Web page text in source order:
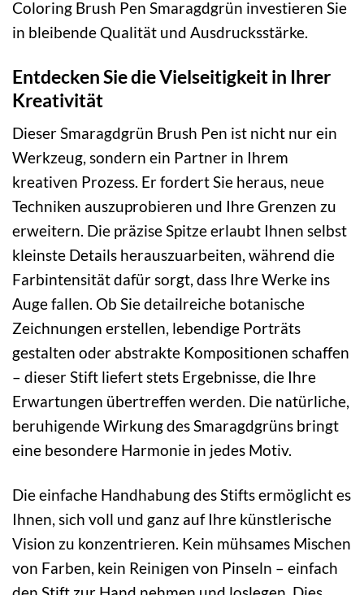
Coloring Brush Pen Smaragdgrün investieren Sie
in bleibende Qualität und Ausdrucksstärke.
Entdecken Sie die Vielseitigkeit in Ihrer
Kreativität
Dieser Smaragdgrün Brush Pen ist nicht nur ein
Werkzeug, sondern ein Partner in Ihrem
kreativen Prozess. Er fordert Sie heraus, neue
Techniken auszuprobieren und Ihre Grenzen zu
erweitern. Die präzise Spitze erlaubt Ihnen selbst
kleinste Details herauszuarbeiten, während die
Farbintensität dafür sorgt, dass Ihre Werke ins
Auge fallen. Ob Sie detailreiche botanische
Zeichnungen erstellen, lebendige Porträts
gestalten oder abstrakte Kompositionen schaffen
– dieser Stift liefert stets Ergebnisse, die Ihre
Erwartungen übertreffen werden. Die natürliche,
beruhigende Wirkung des Smaragdgrüns bringt
eine besondere Harmonie in jedes Motiv.
Die einfache Handhabung des Stifts ermöglicht es
Ihnen, sich voll und ganz auf Ihre künstlerische
Vision zu konzentrieren. Kein mühsames Mischen
von Farben, kein Reinigen von Pinseln – einfach